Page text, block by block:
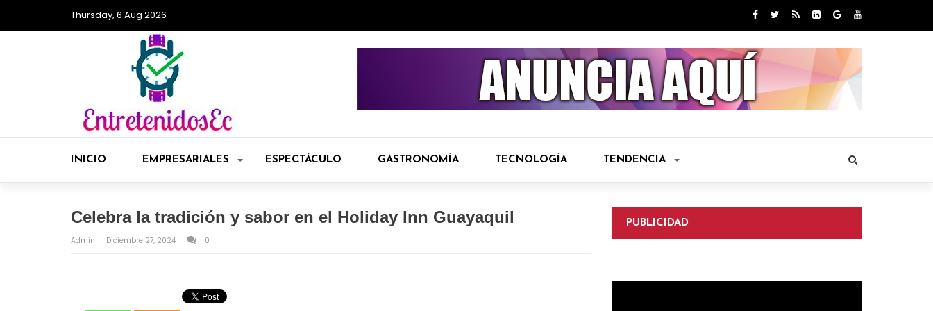
Thursday, 6 Aug 2026
INICIO EMPRESARIALES ESPECTÁCULO GASTRONOMÍA TECNOLOGÍA TENDENCIA
Celebra la tradición y sabor en el Holiday Inn Guayaquil
Admin Diciembre 27, 2024 0
PUBLICIDAD